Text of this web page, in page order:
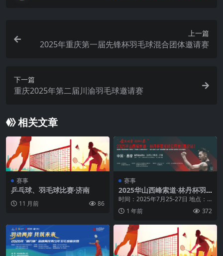
上一篇
2025年重庆第一届先锋杯羽毛球混合团体邀请赛
下一篇
重庆2025年第二届川渝羽毛球邀请赛
相关文章
赛事
乒乓球、羽毛球比赛·济南
11 月前 86
赛事
2025华山西峰索道·林丹杯羽
毛球公开赛（西安站）
时间：2025年7月25-27日 地点：
陕西省体育馆
1 年前 372